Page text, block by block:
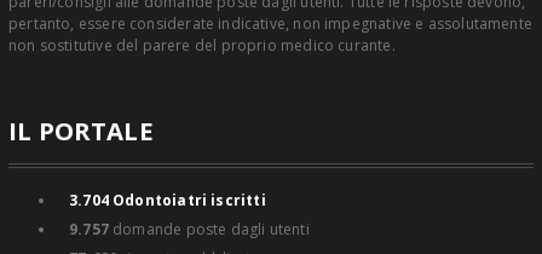
pertanto, essere considerate indicative, non impegnative e assolutamente
non sostitutive del parere del proprio medico curante.
IL PORTALE
3.704Odontoiatri iscritti
9.757domande poste dagli utenti